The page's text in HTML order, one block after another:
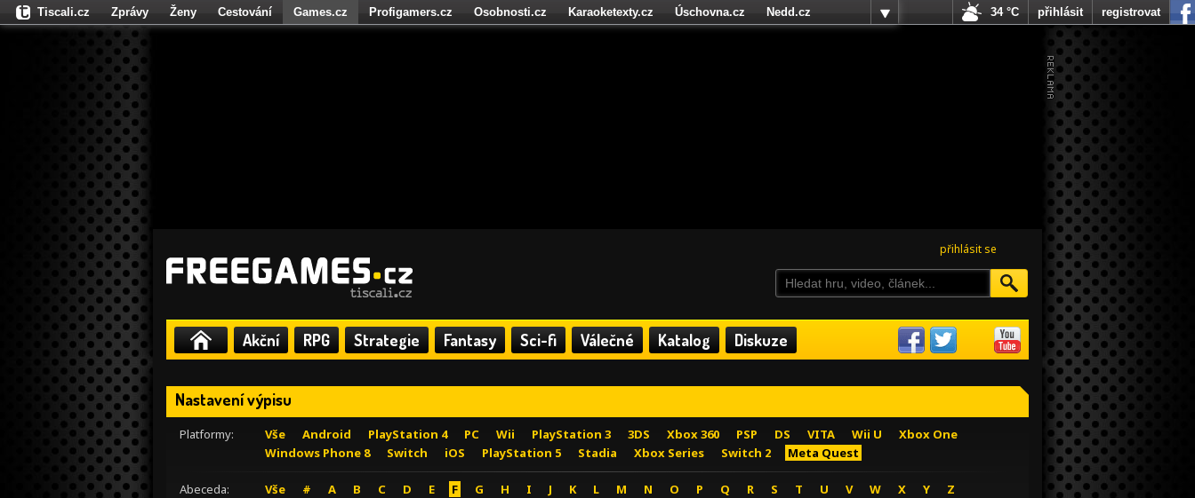
přihlásit se
Akční RPG Strategie Fantasy Sci-fi Válečné Katalog Diskuze
Nastavení výpisu
Platformy: Vše Android PlayStation 4 PC Wii PlayStation 3 3DS Xbox 360 PSP DS VITA Wii U
Xbox One
Windows Phone 8
Switch iOS PlayStation 5 Stadia Xbox Series Switch 2 Meta Quest
Abeceda: Vše # A B C D E F G H I J K L M N O P Q R S T U V W X Y Z
Tiscali.cz Zprávy Ženy Cestování Games.cz Profigamers.cz Osobnosti.cz Karaoketexty.cz Úschovna.cz
Nedd.cz
Fights.cz
34 °C přihlásit registrovat